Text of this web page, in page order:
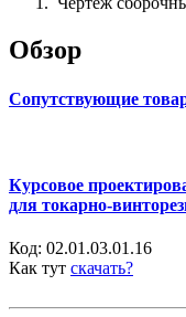
Обзор
Сопутствующие
Курсовое
для токарно-
Код: 02.01.03.01.16
Как тут скачать?